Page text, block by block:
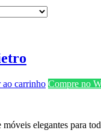
carrinho Compre no
elegantes para